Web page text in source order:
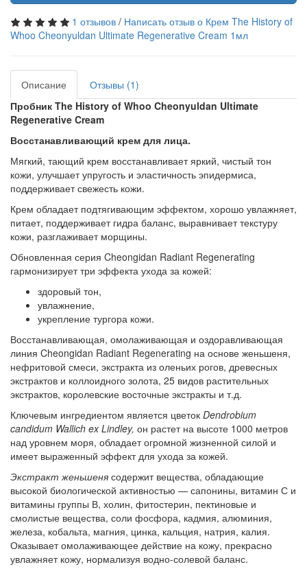
1 отзывов / Написать отзыв о Крем The History of
Whoo Cheonyuldan Ultimate Regenerative Cream 1мл
Описание
Отзывы (1)
Пробник The History of Whoo Cheonyuldan Ultimate
Regenerative Cream
Восстанавливающий крем для лица.
Мягкий, тающий крем восстанавливает яркий, чистый тон
кожи, улучшает упругость и эластичность эпидермиса,
поддерживает свежесть кожи.
Крем обладает подтягивающим эффектом, хорошо увлажняет,
питает, поддерживает гидра баланс, выравнивает текстуру
кожи, разглаживает морщины.
Обновленная серия Cheongidan Radiant Regenerating
гармонизирует три эффекта ухода за кожей:
здоровый тон,
увлажнение,
укрепление тургора кожи.
Восстанавливающая, омолаживающая и оздоравливающая
линия Cheongidan Radiant Regenerating на основе женьшеня,
нефритовой смеси, экстракта из оленьих рогов, древесных
экстрактов и коллоидного золота, 25 видов растительных
экстрактов, королевские восточные экстракты и т.д.
Ключевым ингредиентом является цветок Dendrobium
candidum Wallich ex Lindley, он растет на высоте 1000 метров
над уровнем моря, обладает огромной жизненной силой и
имеет выраженный эффект для ухода за кожей.
Экстракт женьшеня содержит вещества, обладающие
высокой биологической активностью — сапонины, витамин С и
витамины группы В, холин, фитостерин, пектиновые и
смолистые вещества, соли фосфора, кадмия, алюминия,
железа, кобальта, магния, цинка, кальция, натрия, калия.
Оказывает омолаживающее действие на кожу, прекрасно
увлажняет кожу, нормализуя водно-солевой баланс.